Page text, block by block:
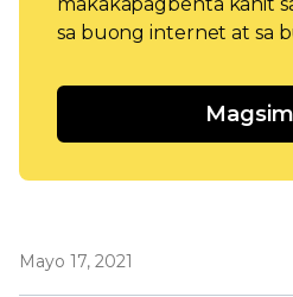
sa buong internet at sa
Mayo 17, 2021